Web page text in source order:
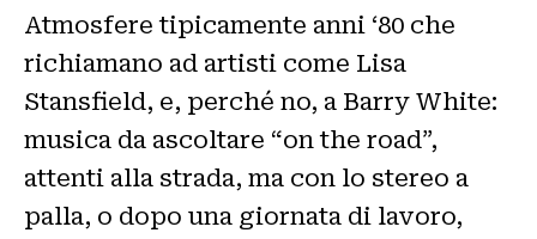
Atmosfere tipicamente anni ‘80 che
richiamano ad artisti come Lisa
Stansfield, e, perché no, a Barry White:
musica da ascoltare “on the road”,
attenti alla strada, ma con lo stereo a
palla, o dopo una giornata di lavoro,